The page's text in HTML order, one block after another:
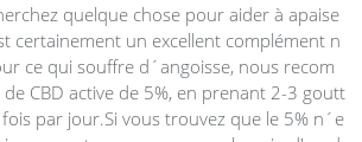
quelque chose pour aider à apaise
certainement un excellent complément n
ce qui souffre d´angoisse, nous recom
CBD active de 5%, en prenant 2-3 goutt
par jour.Si vous trouvez que le 5% n´e